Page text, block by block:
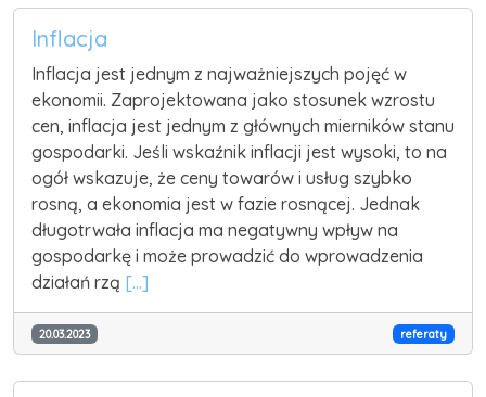
Inflacja
Inflacja jest jednym z najważniejszych pojęć w
ekonomii. Zaprojektowana jako stosunek wzrostu
cen, inflacja jest jednym z głównych mierników stanu
gospodarki. Jeśli wskaźnik inflacji jest wysoki, to na
ogół wskazuje, że ceny towarów i usług szybko
rosną, a ekonomia jest w fazie rosnącej. Jednak
długotrwała inflacja ma negatywny wpływ na
gospodarkę i może prowadzić do wprowadzenia
działań rzą [...]
20.03.2023 referaty